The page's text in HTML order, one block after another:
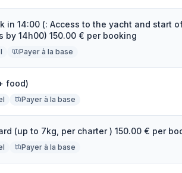
in 14:00 (: Access to the yacht and start
by 14h00) 150.00 € per booking
Payer à la base
food)
Payer à la base
(up to 7kg, per charter ) 150.00 € per
Payer à la base